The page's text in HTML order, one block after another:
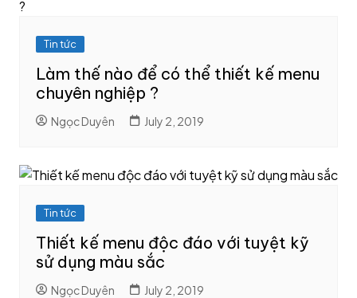
Tin tức
Làm thế nào để có thể thiết kế menu
chuyên nghiệp ?
Ngọc Duyên July 2, 2019
Tin tức
Thiết kế menu độc đáo với tuyệt kỹ
sử dụng màu sắc
Ngọc Duyên July 2, 2019